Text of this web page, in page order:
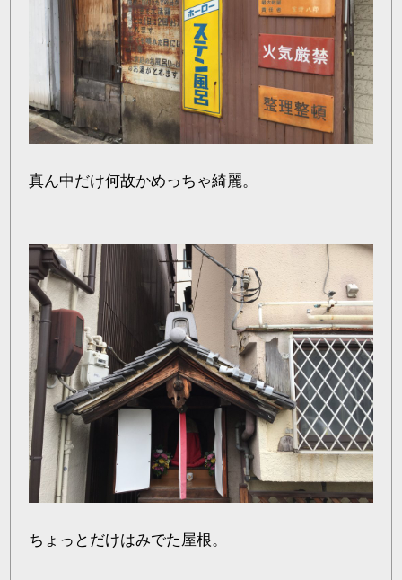
真ん中だけ何故かめっちゃ綺麗。
ちょっとだけはみでた屋根。